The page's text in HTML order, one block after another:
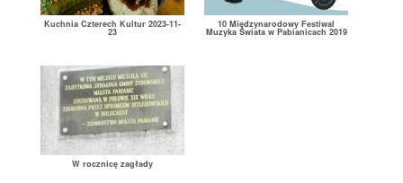
Kuchnia Czterech Kultur 2023-11-
23
10 Międzynarodowy Festiwal
Muzyka Świata w Pabianicach 2019
W rocznicę zagłady